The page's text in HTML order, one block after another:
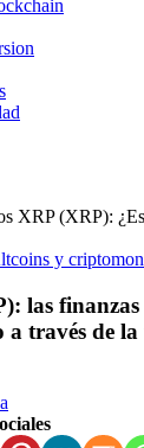
y
las finanzas
través de